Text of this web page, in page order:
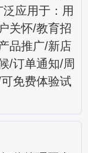
应用于：用
关怀/教育招
品推广/新店
/订单通知/周
免费体验试